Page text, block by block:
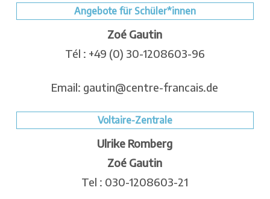
Angebote für Schüler*innen
Zoé Gautin
Tél : +49 (0) 30-1208603-96
Email: gautin@centre-francais.de
Voltaire-Zentrale
Ulrike Romberg
Zoé Gautin
Tel : 030-1208603-21